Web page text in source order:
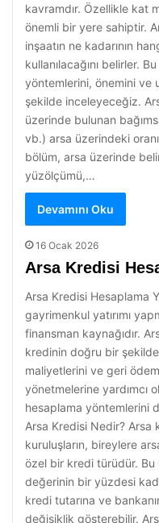
kavramdır. Özellikle kat
önemli bir yere sahiptir.
inşaatın ne kadarının
kullanılacağını belirler.
yöntemlerini, önemini ve
şekilde inceleyeceğiz.
üzerinde bulunan
vb.) arsa üzerindeki
bölüm, arsa üzerinde
yüzölçümü,…
Devamını Oku
16 Ocak 2026
Arsa Kredisi
Arsa Kredisi Hesaplama
gayrimenkul yatırımı
finansman kaynağıdır.
kredinin doğru bir şekilde
maliyetlerini ve geri
yönetmelerine yardımcı
hesaplama yöntemlerini
Arsa Kredisi Nedir? Arsa
kuruluşların, bireylere
özel bir kredi türüdür. Bu
değerinin bir yüzdesi
kredi tutarına ve
değişiklik gösterebilir.